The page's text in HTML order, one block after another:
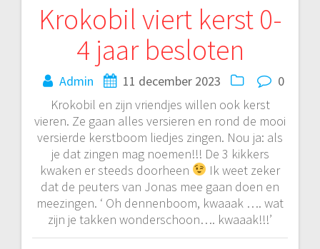
Krokobil viert kerst 0-
4 jaar besloten
Admin 11 december 2023
0
Krokobil en zijn vriendjes willen ook kerst
vieren. Ze gaan alles versieren en rond de mooi
versierde kerstboom liedjes zingen. Nou ja: als
je dat zingen mag noemen!!! De 3 kikkers
kwaken er steeds doorheen
Ik weet zeker
dat de peuters van Jonas mee gaan doen en
meezingen. ‘ Oh dennenboom, kwaaak …. wat
zijn je takken wonderschoon…. kwaaak!!!’
Bericht
navigatie